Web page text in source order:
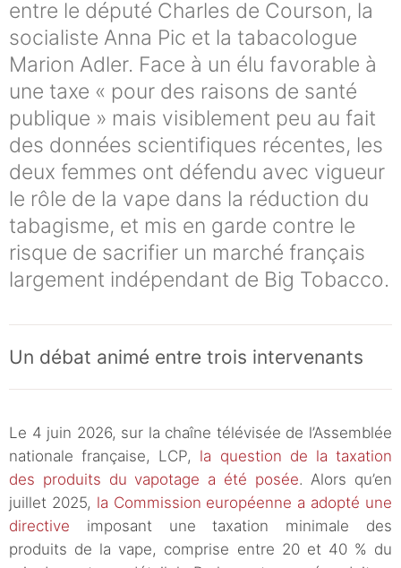
entre le député Charles de Courson, la
socialiste Anna Pic et la tabacologue
Marion Adler. Face à un élu favorable à
une taxe « pour des raisons de santé
publique » mais visiblement peu au fait
des données scientifiques récentes, les
deux femmes ont défendu avec vigueur
le rôle de la vape dans la réduction du
tabagisme, et mis en garde contre le
risque de sacrifier un marché français
largement indépendant de Big Tobacco.
Un débat animé entre trois intervenants
Le 4 juin 2026, sur la chaîne télévisée de l’Assemblée
nationale française, LCP, la question de la taxation
des produits du vapotage a été posée. Alors qu’en
juillet 2025, la Commission européenne a adopté une
directive imposant une taxation minimale des
produits de la vape, comprise entre 20 et 40 % du